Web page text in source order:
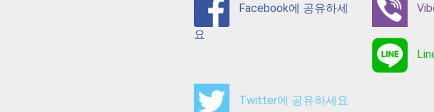
Facebook에 공유하세
요
Twitter에 공유하세요